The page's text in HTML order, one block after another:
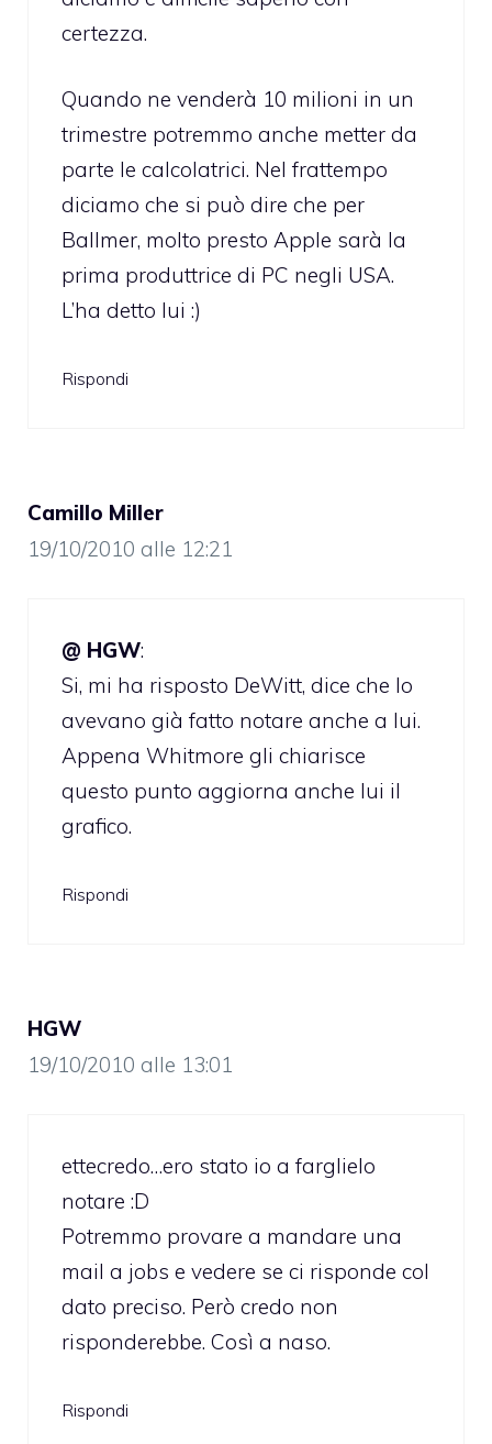
certezza.
Quando ne venderà 10 milioni in un
trimestre potremmo anche metter da
parte le calcolatrici. Nel frattempo
diciamo che si può dire che per
Ballmer, molto presto Apple sarà la
prima produttrice di PC negli USA.
L’ha detto lui :)
Rispondi
Camillo Miller
19/10/2010 alle 12:21
@ HGW:
Si, mi ha risposto DeWitt, dice che lo
avevano già fatto notare anche a lui.
Appena Whitmore gli chiarisce
questo punto aggiorna anche lui il
grafico.
Rispondi
HGW
19/10/2010 alle 13:01
ettecredo…ero stato io a farglielo
notare :D
Potremmo provare a mandare una
mail a jobs e vedere se ci risponde col
dato preciso. Però credo non
risponderebbe. Così a naso.
Rispondi